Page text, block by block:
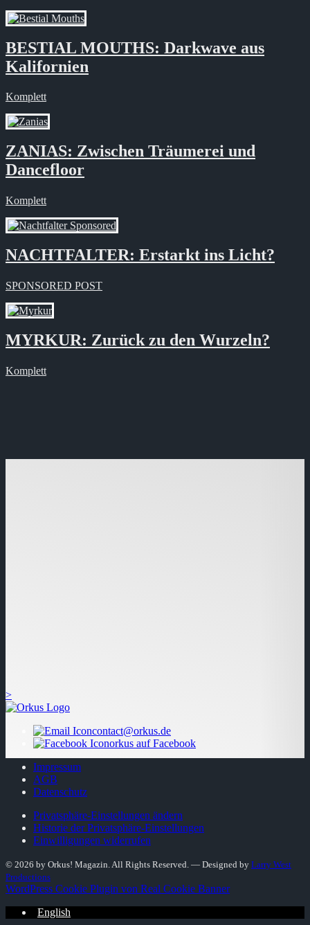
BESTIAL MOUTHS: Darkwave aus
Kalifornien
Komplett
ZANIAS: Zwischen Träumerei und
Dancefloor
Komplett
NACHTFALTER: Erstarkt ins Licht?
SPONSORED POST
MYRKUR: Zurück zu den Wurzeln?
Komplett
>
contact@orkus.de
orkus auf Facebook
Impressum
AGB
Datenschutz
Privatsphäre-Einstellungen ändern
Historie der Privatsphäre-Einstellungen
Einwilligungen widerrufen
© 2026 by Orkus! Magazin. All Rights Reserved. ― Designed by Larry West
Productions
WordPress Cookie Plugin von Real Cookie Banner
English